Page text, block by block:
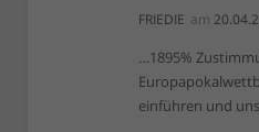
FRIEDIE am
…1895%
einführen und